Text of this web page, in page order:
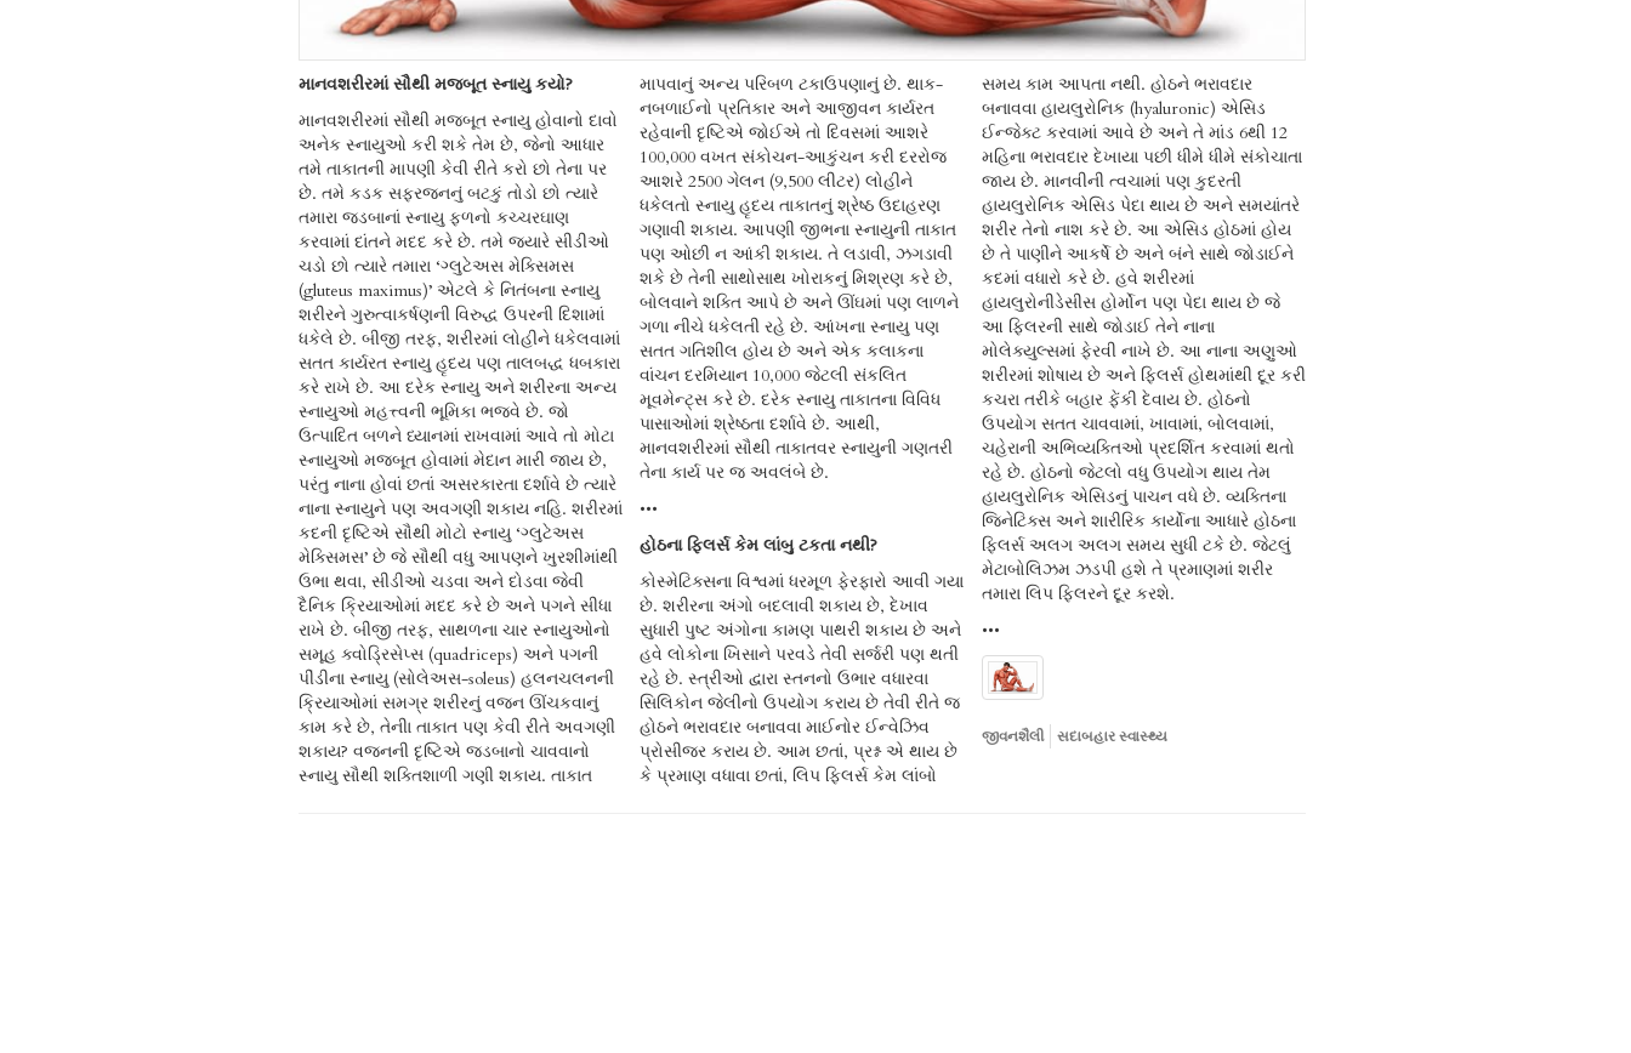
માનવશરીરમાં સૌથી મજબૂત સ્નાયુ કયો?
માનવશરીરમાં સૌથી મજબૂત સ્નાયુ હોવાનો દાવો
અનેક સ્નાયુઓ કરી શકે તેમ છે, જેનો આધાર
તમે તાકાતની માપણી કેવી રીતે કરો છો તેના પર
છે. તમે કડક સફરજનનું બટકું તોડો છો ત્યારે
તમારા જડબાનાં સ્નાયુ ફળનો કચ્ચરઘાણ
કરવામાં દાંતને મદદ કરે છે. તમે જ્યારે સીડીઓ
ચડો છો ત્યારે તમારા ‘ગ્લુટેઅસ મેક્સિમસ
(gluteus maximus)’ એટલે કે નિતંબના સ્નાયુ
શરીરને ગુરુત્વાકર્ષણની વિરુદ્ધ ઉપરની દિશામાં
ધકેલે છે. બીજી તરફ, શરીરમાં લોહીને ધકેલવામાં
સતત કાર્યરત સ્નાયુ હૃદય પણ તાલબદ્ધ ધબકારા
કરે રાખે છે. આ દરેક સ્નાયુ અને શરીરના અન્ય
સ્નાયુઓ મહત્ત્વની ભૂમિકા ભજવે છે. જો
ઉત્પાદિત બળને ધ્યાનમાં રાખવામાં આવે તો મોટા
સ્નાયુઓ મજબૂત હોવામાં મેદાન મારી જાય છે,
પરંતુ નાના હોવાં છતાં અસરકારતા દર્શાવે છે ત્યારે
નાના સ્નાયુને પણ અવગણી શકાય નહિ. શરીરમાં
કદની દૃષ્ટિએ સૌથી મોટો સ્નાયુ ‘ગ્લુટેઅસ
મેક્સિમસ’ છે જે સૌથી વધુ આપણને ખુરશીમાંથી
ઉભા થવા, સીડીઓ ચડવા અને દોડવા જેવી
દૈનિક ક્રિયાઓમાં મદદ કરે છે અને પગને સીધા
રાખે છે. બીજી તરફ, સાથળના ચાર સ્નાયુઓનો
સમૂહ ક્વોડ્રિસેપ્સ (quadriceps) અને પગની
પીંડીના સ્નાયુ (સોલેઅસ-soleus) હલનચલનની
ક્રિયાઓમાં સમગ્ર શરીરનું વજન ઊંચકવાનું
કામ કરે છે, તેનીા તાકાત પણ કેવી રીતે અવગણી
શકાય? વજનની દૃષ્ટિએ જડબાનો ચાવવાનો
સ્નાયુ સૌથી શક્તિશાળી ગણી શકાય. તાકાત
માપવાનું અન્ય પરિબળ ટકાઉપણાનું છે. થાક-
નબળાઈનો પ્રતિકાર અને આજીવન કાર્યરત
રહેવાની દૃષ્ટિએ જોઈએ તો દિવસમાં આશરે
100,000 વખત સંકોચન-આકુંચન કરી દરરોજ
આશરે 2500 ગેલન (9,500 લીટર) લોહીને
ધકેલતો સ્નાયુ હૃદય તાકાતનું શ્રેષ્ઠ ઉદાહરણ
ગણાવી શકાય. આપણી જીભના સ્નાયુની તાકાત
પણ ઓછી ન આંકી શકાય. તે લડાવી, ઝગડાવી
શકે છે તેની સાથોસાથ ખોરાકનું મિશ્રણ કરે છે,
બોલવાને શક્તિ આપે છે અને ઊંઘમાં પણ લાળને
ગળા નીચે ધકેલતી રહે છે. આંખના સ્નાયુ પણ
સતત ગતિશીલ હોય છે અને એક કલાકના
વાંચન દરમિયાન 10,000 જેટલી સંકલિત
મૂવમેન્ટ્સ કરે છે. દરેક સ્નાયુ તાકાતના વિવિધ
પાસાઓમાં શ્રેષ્ઠતા દર્શાવે છે. આથી,
માનવશરીરમાં સૌથી તાકાતવર સ્નાયુની ગણતરી
તેના કાર્ય પર જ અવલંબે છે.
•••
હોઠના ફિલર્સ કેમ લાંબુ ટકતા નથી?
કોસ્મેટિક્સના વિશ્વમાં ધરમૂળ ફેરફારો આવી ગયા
છે. શરીરના અંગો બદલાવી શકાય છે, દેખાવ
સુધારી પુષ્ટ અંગોના કામણ પાથરી શકાય છે અને
હવે લોકોના ખિસાને પરવડે તેવી સર્જરી પણ થતી
રહે છે. સ્ત્રીઓ દ્વારા સ્તનનો ઉભાર વધારવા
સિલિકોન જેલીનો ઉપયોગ કરાય છે તેવી રીતે જ
હોઠને ભરાવદાર બનાવવા માઈનોર ઈન્વેઝિવ
પ્રોસીજર કરાય છે. આમ છતાં, પ્રશ્ન એ થાય છે
કે પ્રમાણ વધાવા છતાં, લિપ ફિલર્સ કેમ લાંબો
સમય કામ આપતા નથી. હોઠને ભરાવદાર
બનાવવા હાયલુરોનિક (hyaluronic) એસિડ
ઈન્જેક્ટ કરવામાં આવે છે અને તે માંડ 6થી 12
મહિના ભરાવદાર દેખાયા પછી ધીમે ધીમે સંકોચાતા
જાય છે. માનવીની ત્વચામાં પણ કુદરતી
હાયલુરોનિક એસિડ પેદા થાય છે અને સમયાંતરે
શરીર તેનો નાશ કરે છે. આ એસિડ હોઠમાં હોય
છે તે પાણીને આકર્ષે છે અને બંને સાથે જોડાઈને
કદમાં વધારો કરે છે. હવે શરીરમાં
હાયલુરોનીડેસીસ હોર્મોન પણ પેદા થાય છે જે
આ ફિલરની સાથે જોડાઈ તેને નાના
મોલેક્યુલ્સમાં ફેરવી નાખે છે. આ નાના અણુઓ
શરીરમાં શોષાય છે અને ફિલર્સ હોથમાંથી દૂર કરી
કચરા તરીકે બહાર ફેંકી દેવાય છે. હોઠનો
ઉપયોગ સતત ચાવવામાં, ખાવામાં, બોલવામાં,
ચહેરાની અભિવ્યક્તિઓ પ્રદર્શિત કરવામાં થતો
રહે છે. હોઠનો જેટલો વધુ ઉપયોગ થાય તેમ
હાયલુરોનિક એસિડનું પાચન વધે છે. વ્યક્તિના
જિનેટિક્સ અને શારીરિક કાર્યોના આધારે હોઠના
ફિલર્સ અલગ અલગ સમય સુધી ટકે છે. જેટલું
મેટાબોલિઝમ ઝડપી હશે તે પ્રમાણમાં શરીર
તમારા લિપ ફિલરને દૂર કરશે.
•••
જીવનશૈલી સદાબહાર સ્વાસ્થ્ય